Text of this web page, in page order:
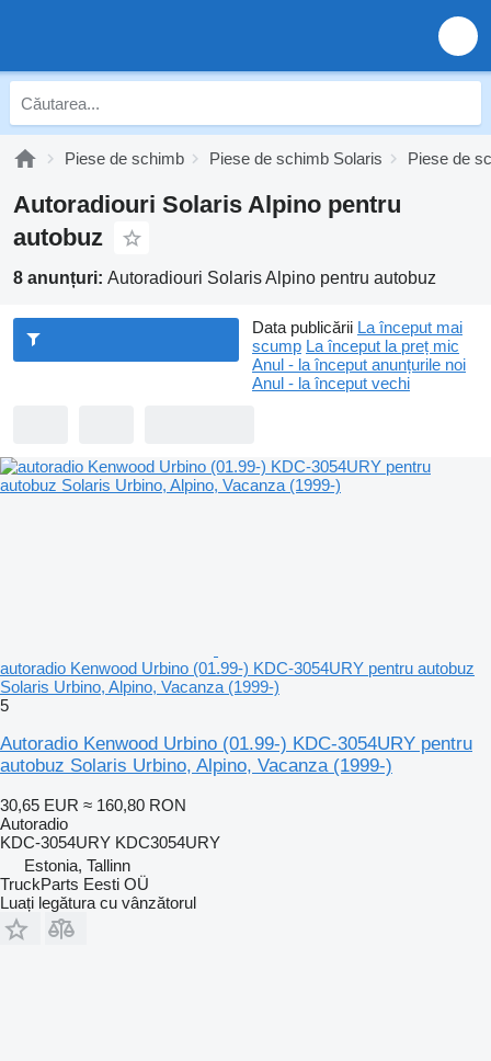
Piese de schimb Piese de schimb Solaris Piese de
Autoradiouri Solaris Alpino pentru
autobuz
8 anunțuri: Autoradiouri Solaris Alpino pentru autobuz
Data publicării La început mai
scump La început la preț mic
Anul - la început anunțurile noi
Anul - la început vechi
autoradio Kenwood Urbino (01.99-) KDC-3054URY pentru autobuz
Solaris Urbino, Alpino, Vacanza (1999-)
5
Autoradio Kenwood Urbino (01.99-) KDC-3054URY pentru
autobuz Solaris Urbino, Alpino, Vacanza (1999-)
30,65 EUR ≈ 160,80 RON
Autoradio
KDC-3054URY KDC3054URY
Estonia, Tallinn
TruckParts Eesti OÜ
Luați legătura cu vânzătorul